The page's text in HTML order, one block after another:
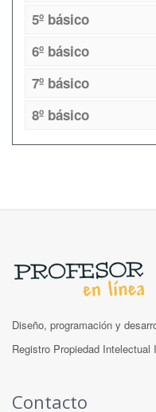
5º básico
6º básico
7º básico
8º básico
Diseño, programación y
Registro Propiedad Intelectual
Contacto